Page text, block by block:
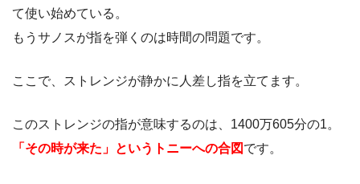
て使い始めている。
もうサノスが指を弾くのは時間の問題です。
ここで、ストレンジが静かに人差し指を立てます。
このストレンジの指が意味するのは、1400万605分の1。
「その時が来た」というトニーへの合図です。